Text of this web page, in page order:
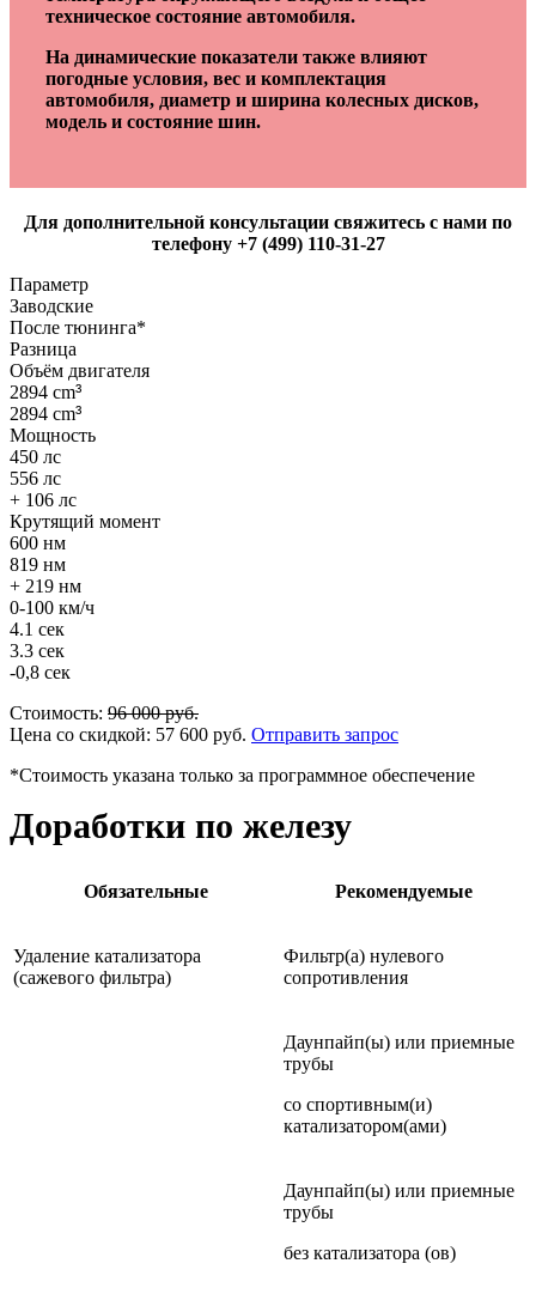
техническое состояние автомобиля.
На динамические показатели также влияют
погодные условия, вес и комплектация
автомобиля, диаметр и ширина колесных дисков,
модель и состояние шин.
Для дополнительной консультации свяжитесь с нами по
телефону +7 (499) 110-31-27
Параметр
Заводские
После тюнинга*
Разница
Объём двигателя
2894 cm³
2894 cm³
Мощность
450 лс
556 лс
+ 106 лс
Крутящий момент
600 нм
819 нм
+ 219 нм
0-100 км/ч
4.1 сек
3.3 сек
-0,8 сек
Стоимость: 96 000руб.
Цена со скидкой: 57 600 руб. Отправить запрос
*Стоимость указана только за программное обеспечение
Доработки по железу
Обязательные Рекомендуемые
Удаление катализатора
(сажевого фильтра)
Фильтр(а) нулевого
сопротивления
Даунпайп(ы) или приемные
трубы
со спортивным(и)
катализатором(ами)
Даунпайп(ы) или приемные
трубы
без катализатора (ов)